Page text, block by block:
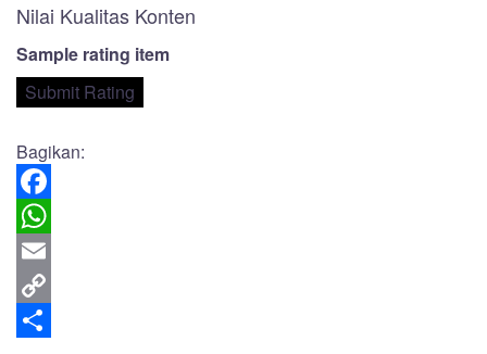
Nilai Kualitas Konten
Sample rating item
Bagikan:
Facebook
WhatsApp
Email
Copy